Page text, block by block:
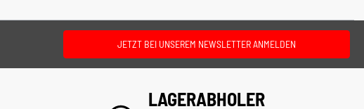
JETZT BEI UNSEREM NEWSLETTER ANMELDEN
LAGERABHOLER